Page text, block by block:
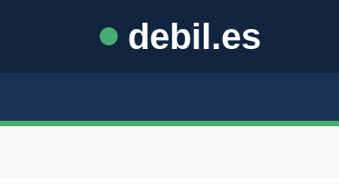
debil.es